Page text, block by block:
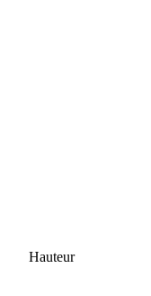
Hauteur